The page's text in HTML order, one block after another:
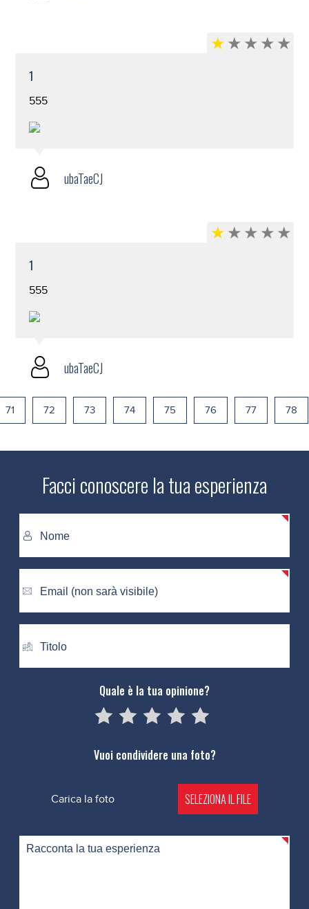
1
555
ubaTaeCJ
1
555
ubaTaeCJ
71 72 73 74 75 76 77 78
Facci conoscere la tua esperienza
Quale è la tua opinione?
45
4
35
3
25
2
15
05
Vuoi condividere una foto?
Carica la foto SELEZIONA IL FILE